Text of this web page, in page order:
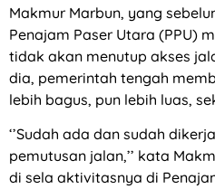
Makmur Marbun, yang
Penajam Paser Utara (PPU)
tidak akan menutup akses
dia, pemerintah tengah
lebih bagus, pun lebih luas,
‘’Sudah ada dan sudah
pemutusan jalan,’’ kata
di sela aktivitasnya di